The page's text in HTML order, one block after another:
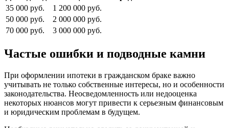
35 000 руб.
1 200 000 руб.
50 000 руб.
2 000 000 руб.
70 000 руб.
3 000 000 руб.
Частые ошибки и подводные камни
При оформлении ипотеки в гражданском браке важно
учитывать не только собственные интересы, но и особенности
законодательства. Неосведомленность или недооценка
некоторых нюансов могут привести к серьезным финансовым
и юридическим проблемам в будущем.